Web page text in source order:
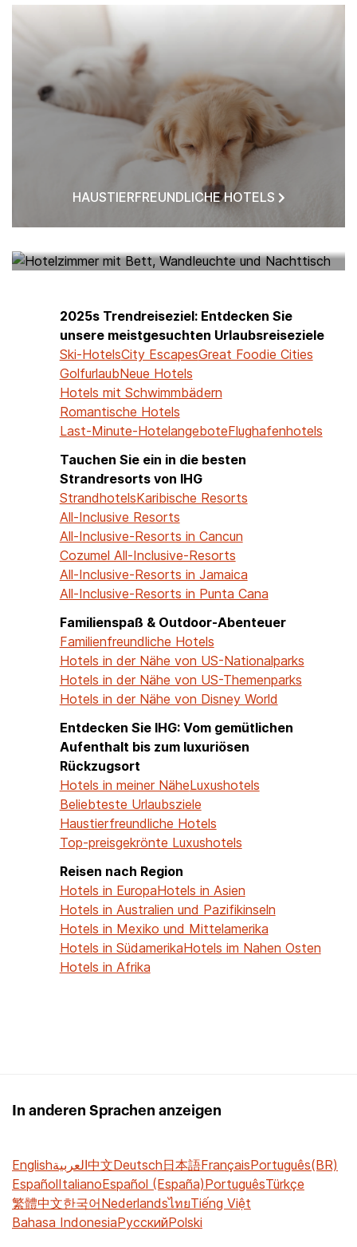
HAUSTIERFREUNDLICHE HOTELS
2025s Trendreiseziel: Entdecken Sie
unsere meistgesuchten Urlaubsreiseziele
Ski-HotelsCity EscapesGreat Foodie Cities
GolfurlaubNeue Hotels
Hotels mit Schwimmbädern
Romantische Hotels
Last-Minute-HotelangeboteFlughafenhotels
Tauchen Sie ein in die besten
Strandresorts von IHG
StrandhotelsKaribische Resorts
All-Inclusive Resorts
All-Inclusive-Resorts in Cancun
Cozumel All-Inclusive-Resorts
All-Inclusive-Resorts in Jamaica
All-Inclusive-Resorts in Punta Cana
Familienspaß & Outdoor-Abenteuer
Familienfreundliche Hotels
Hotels in der Nähe von US-Nationalparks
Hotels in der Nähe von US-Themenparks
Hotels in der Nähe von Disney World
Entdecken Sie IHG: Vom gemütlichen
Aufenthalt bis zum luxuriösen
Rückzugsort
Hotels in meiner NäheLuxushotels
Beliebteste Urlaubsziele
Haustierfreundliche Hotels
Top-preisgekrönte Luxushotels
Reisen nach Region
Hotels in EuropaHotels in Asien
Hotels in Australien und Pazifikinseln
Hotels in Mexiko und Mittelamerika
Hotels in SüdamerikaHotels im Nahen Osten
Hotels in Afrika
In anderen Sprachen anzeigen
Englishالعربية中文Deutsch日本語FrançaisPortuguês(BR)
EspañolItalianoEspañol (España)PortuguêsTürkçe
繁體中文한국어NederlandsไทยTiếng Việt
Bahasa IndonesiaРусскийPolski